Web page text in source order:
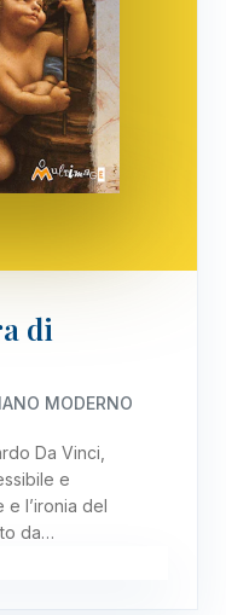
di
MODERNO
Da Vinci,
e
e l’ironia del
da…